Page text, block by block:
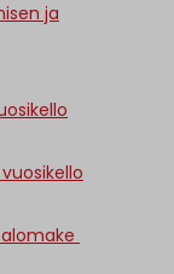
ja